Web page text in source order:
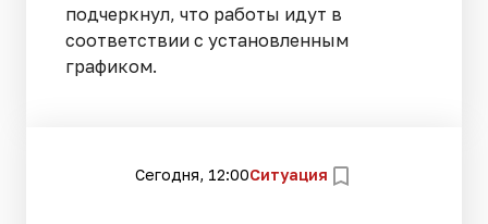
подчеркнул, что работы идут в
соответствии с установленным
графиком.
Сегодня, 12:00Ситуация